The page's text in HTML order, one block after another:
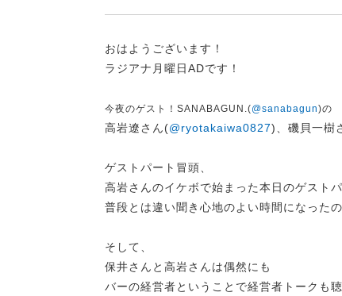
おはようございます！
ラジアナ月曜日ADです！
今夜のゲスト！ SANABAGUN.(@sanabagun)の
高岩遼さん(@ryotakaiwa0827)、磯貝一樹
ゲストパート冒頭、
高岩さんのイケボで始まった本日のゲストパ
普段とは違い聞き心地のよい時間になった
そして、
保井さんと高岩さんは偶然にも
バーの経営者ということで経営者トークも